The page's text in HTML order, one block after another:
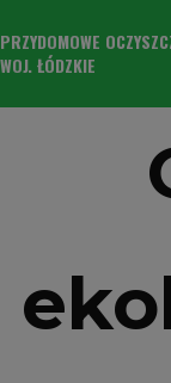
PRZYDOMOWE
WOJ. ŁÓDZKIE